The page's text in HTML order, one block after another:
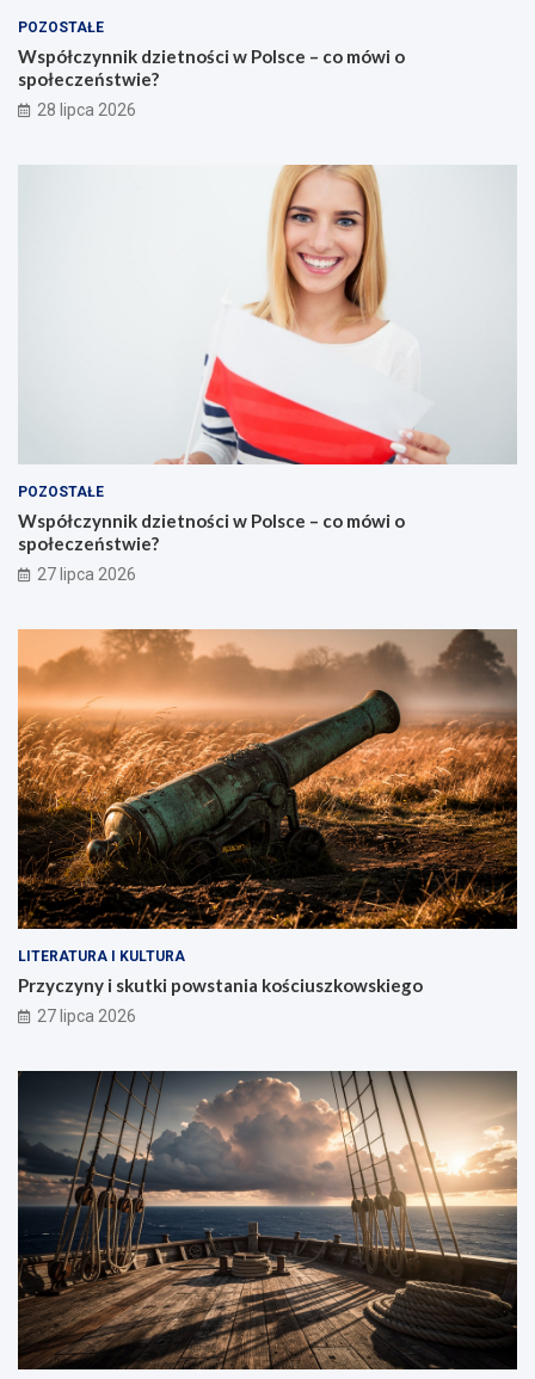
POZOSTAŁE
Współczynnik dzietności w Polsce – co mówi o
społeczeństwie?
28 lipca 2026
POZOSTAŁE
Współczynnik dzietności w Polsce – co mówi o
społeczeństwie?
27 lipca 2026
LITERATURA I KULTURA
Przyczyny i skutki powstania kościuszkowskiego
27 lipca 2026